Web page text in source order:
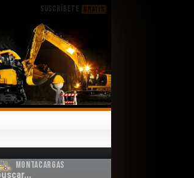
SUSCRÍBETE GRATIS
Montacargas